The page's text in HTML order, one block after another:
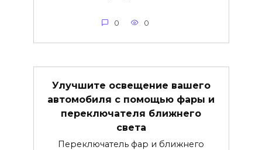
0 0
Улучшите освещение вашего
автомобиля с помощью фары и
переключателя ближнего
света
Переключатель фар и ближнего